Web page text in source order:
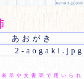
あおがき
2-aogaki.jpg
示や文書等で用いられ